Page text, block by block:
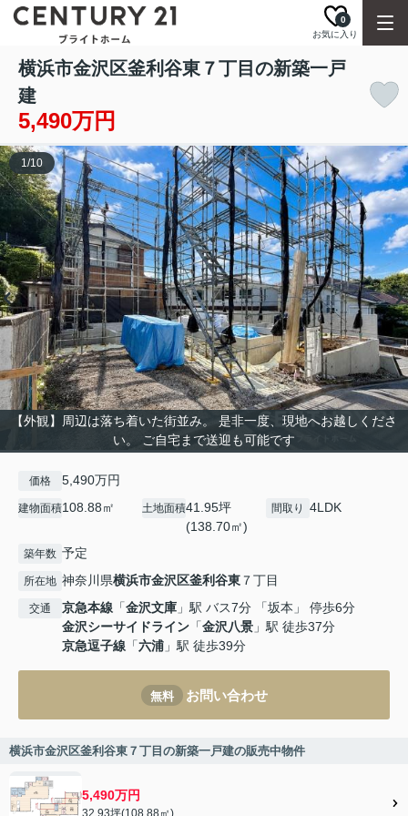
お気に入り
0
横浜市金沢区釜利谷東７丁目の新築一戸
建
5,490万円
【外観】周辺は落ち着いた街並み。 是非一度、現地へお越しくださ
い。 ご自宅まで送迎も可能です
1/10
価格 5,490万円
建物面積108.88㎡ 土地面積41.95坪
(138.70㎡)
間取り 4LDK
築年数 予定
所在地 神奈川県横浜市金沢区釜利谷東 ７丁目
交通 京急本線 「金沢文庫 」駅 バス7分 「坂本」 停歩6分
金沢シーサイドライン 「金沢八景 」駅 徒歩37分
京急逗子線 「六浦 」駅 徒歩39分
無料 お問い合わせ
横浜市金沢区釜利谷東７丁目の新築一戸建の販売中物件
5,490万円
32.93坪(108.88㎡)